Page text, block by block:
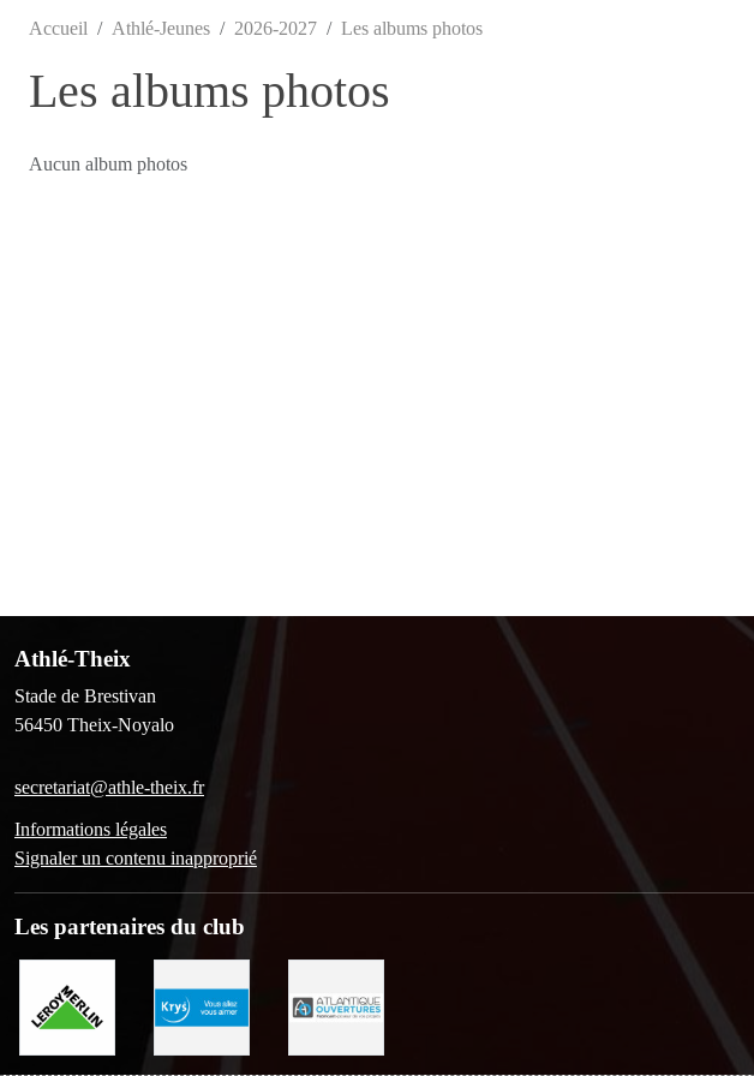
Accueil Athlé-Jeunes 2026-2027 Les albums photos
Les albums photos
Aucun album photos
Athlé-Theix
Stade de Brestivan
56450 Theix-Noyalo
secretariat@athle-theix.fr
Informations légales
Signaler un contenu inapproprié
Les partenaires du club